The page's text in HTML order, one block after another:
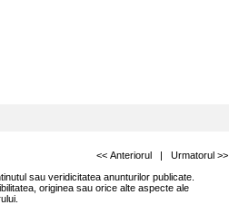
<< Anteriorul| Urmatorul >>
sau veridicitatea anunturilor publicate.
originea sau orice alte aspecte ale